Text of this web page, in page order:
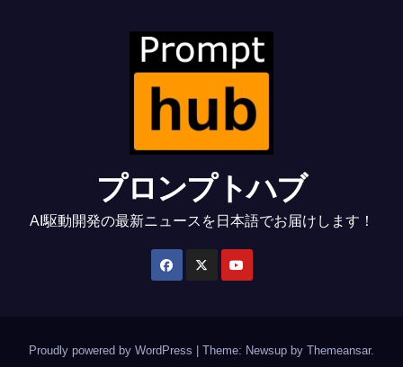
プロンプトハブ
AI駆動開発の最新ニュースを日本語でお届けします！
Proudly powered by WordPress Theme: Newsup by Themeansar.